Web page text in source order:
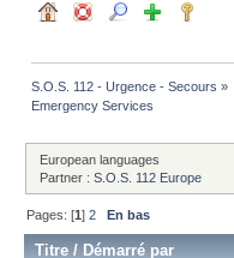
S.O.S. 112 - Urgence - Secours »
Emergency Services
European languages
Partner :S.O.S. 112 Europe
Pages: [1]2 En bas
Titre / Démarré par